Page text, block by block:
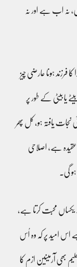
نہ اب ہے اور نہ
فرزند ہونا عارضی چیز
یا بیٹی کے طور پر
نجات یافتہ ہو، کل پھر
عقیدہ ہے، اصلاحی
گی۔
یکساں محبت کرتا ہے،
اس امید پر کہ وہ اُس
بھی آرمینین ازم کا